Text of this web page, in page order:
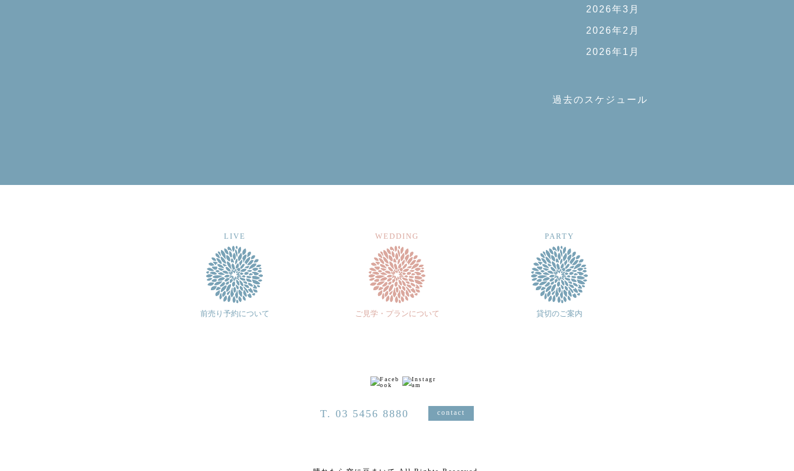
2026年3月
2026年2月
2026年1月
過去のスケジュール
LIVE
前売り予約について
WEDDING
ご見学・プランについて
PARTY
貸切のご案内
T. 03 5456 8880 contact